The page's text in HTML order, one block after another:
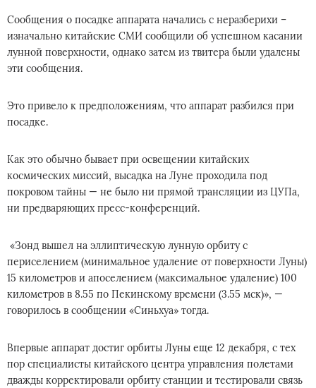
Сообщения о посадке аппарата начались с неразберихи –
изначально китайские СМИ сообщили об успешном касании
лунной поверхности, однако затем из твитера были удалены
эти сообщения.
Это привело к предположениям, что аппарат разбился при
посадке.
Как это обычно бывает при освещении китайских
космических миссий, высадка на Луне проходила под
покровом тайны — не было ни прямой трансляции из ЦУПа,
ни предваряющих пресс-конференций.
«Зонд вышел на эллиптическую лунную орбиту с
периселением (минимальное удаление от поверхности Луны)
15 километров и апоселением (максимальное удаление) 100
километров в 8.55 по Пекинскому времени (3.55 мск)», —
говорилось в сообщении «Синьхуа» тогда.
Впервые аппарат достиг орбиты Луны еще 12 декабря, с тех
пор специалисты китайского центра управления полетами
дважды корректировали орбиту станции и тестировали связь